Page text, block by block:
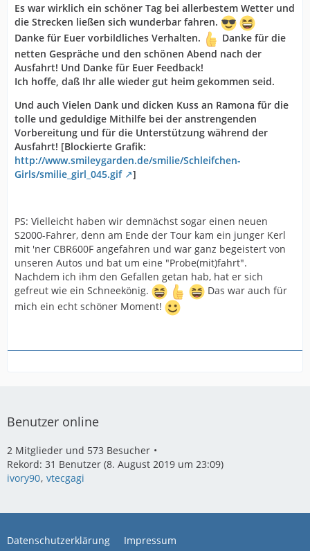
Es war wirklich ein schöner Tag bei allerbestem Wetter und
die Strecken ließen sich wunderbar fahren.
Danke für Euer vorbildliches Verhalten.
Danke für die
netten Gespräche und den schönen Abend nach der
Ausfahrt! Und Danke für Euer Feedback!
Ich hoffe, daß Ihr alle wieder gut heim gekommen seid.
Und auch Vielen Dank und dicken Kuss an Ramona für die
tolle und geduldige Mithilfe bei der anstrengenden
Vorbereitung und für die Unterstützung während der
Ausfahrt! [Blockierte Grafik:
http://www.smileygarden.de/smilie/Schleifchen-
Girls/smilie_girl_045.gif
]
PS: Vielleicht haben wir demnächst sogar einen neuen
S2000-Fahrer, denn am Ende der Tour kam ein junger Kerl
mit 'ner CBR600F angefahren und war ganz begeistert von
unseren Autos und bat um eine "Probe(mit)fahrt".
Nachdem ich ihm den Gefallen getan hab, hat er sich
gefreut wie ein Schneekönig.
Das war auch für
mich ein echt schöner Moment!
Benutzer online
2 Mitglieder und 573 Besucher
Rekord: 31 Benutzer (8. August 2019 um 23:09)
ivory90 vtecgagi
Datenschutzerklärung Impressum